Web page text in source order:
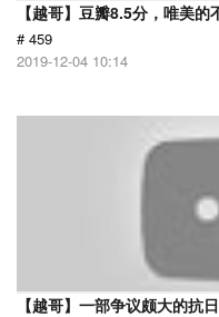
【越哥】豆瓣8.5分，唯美
# 459
2019-12-04 10:14
【越哥】一部争议颇大的抗